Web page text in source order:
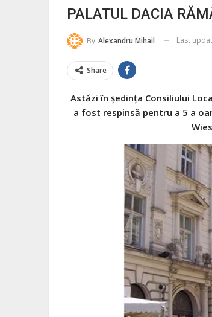
PALATUL DACIA
By Alexandru Mihail Last
Share
Astăzi în ședința Consiliului
a fost respinsă pentru a 5 a